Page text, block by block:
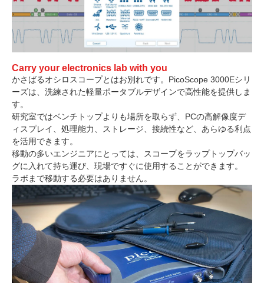
Carry your electronics lab with you
かさばるオシロスコープとはお別れです。PicoScope 3000Eシリ
ーズは、洗練された軽量ポータブルデザインで高性能を提供しま
す。
研究室ではベンチトップよりも場所を取らず、PCの高解像度デ
ィスプレイ、処理能力、ストレージ、接続性など、あらゆる利点
を活用できます。
移動の多いエンジニアにとっては、スコープをラップトップバッ
グに入れて持ち運び、現場ですぐに使用することができます。
ラボまで移動する必要はありません。